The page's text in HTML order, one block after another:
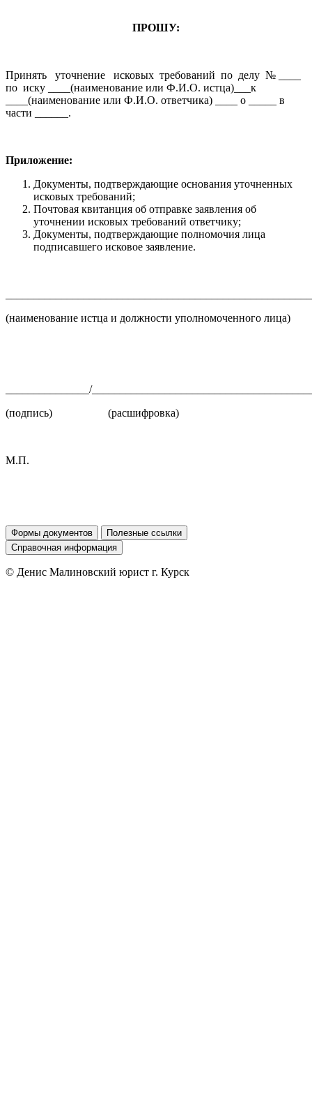
ПРОШУ:
Принять уточнение исковых требований по делу № ____
по иску ____(наименование или Ф.И.О. истца)___к
____(наименование или Ф.И.О. ответчика) ____ о _____ в
части ______.
Приложение:
Документы, подтверждающие основания уточненных
исковых требований;
Почтовая квитанция об отправке заявления об
уточнении исковых требований ответчику;
Документы, подтверждающие полномочия лица
подписавшего исковое заявление.
(наименование истца и должности уполномоченного лица)
_______________/
(подпись) (расшифровка)
М.П.
Формы документов
Полезные ссылки
Справочная информация
© Денис Малиновский юрист г. Курск